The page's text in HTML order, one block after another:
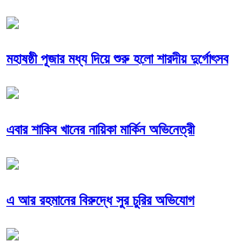
মহাষষ্ঠী পূজার মধ্য দিয়ে শুরু হলো শারদীয় দুর্গোৎসব
এবার শাকিব খানের নায়িকা মার্কিন অভিনেত্রী
এ আর রহমানের বিরুদ্ধে সুর চুরির অভিযোগ